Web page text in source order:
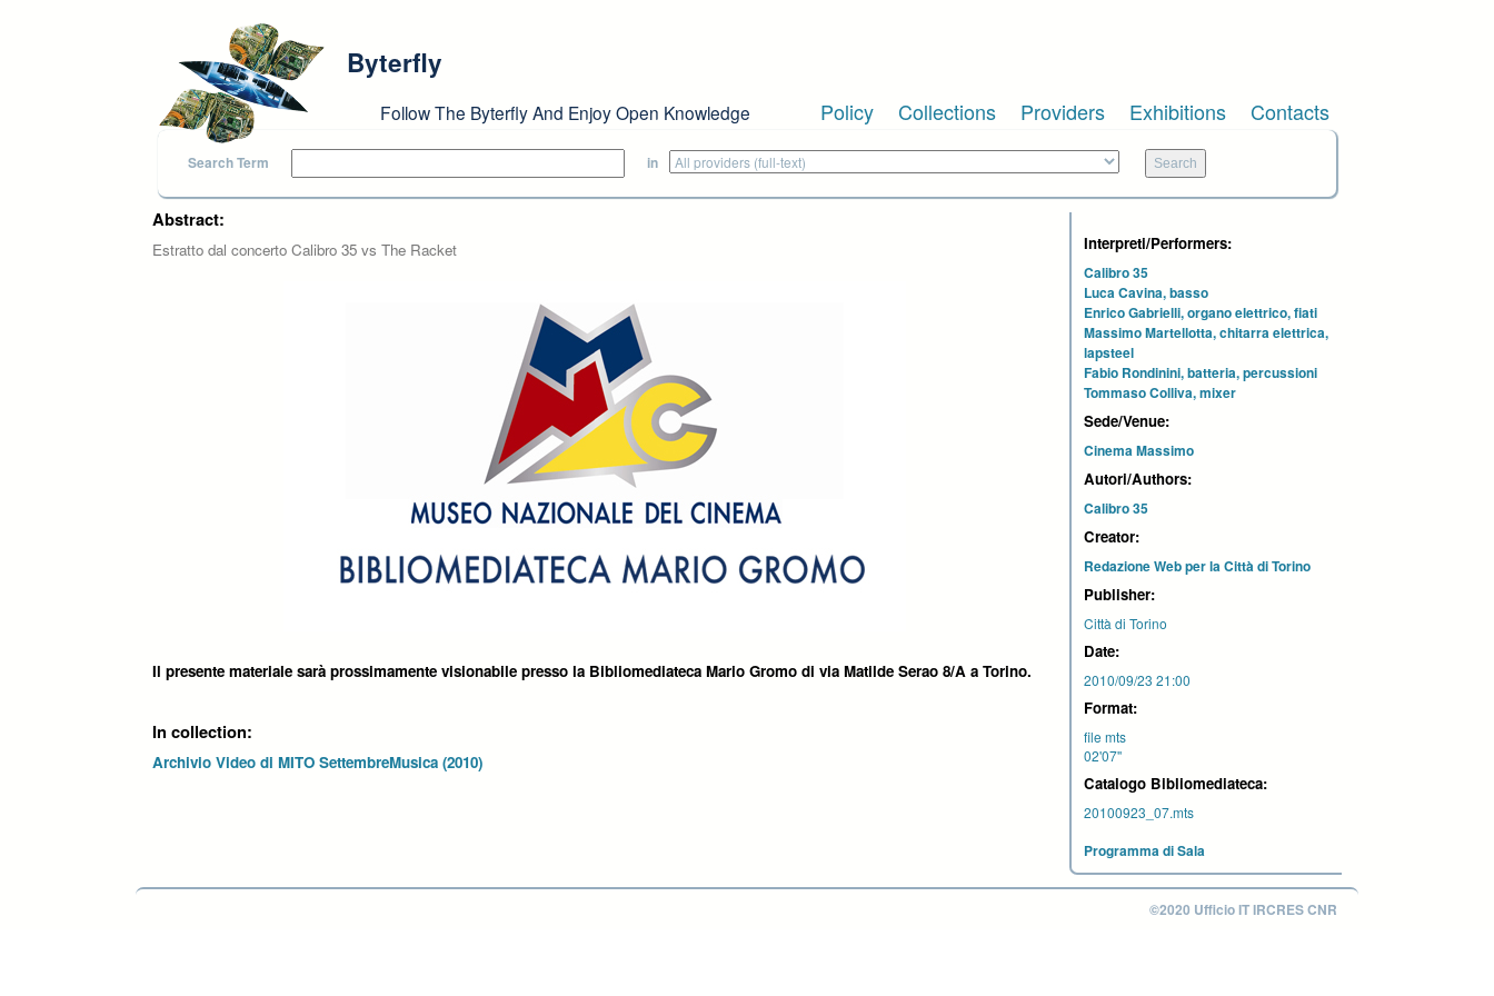
Byterfly
Follow The Byterfly And Enjoy Open Knowledge Policy Collections Providers Exhibitions Contacts
Search Term in
Abstract:
Estratto dal concerto Calibro 35 vs The Racket
Il presente materiale sarà prossimamente visionabile presso la Bibliomediateca Mario Gromo di via Matilde Serao 8/A a Torino.
In collection:
Archivio Video di MITO SettembreMusica (2010)
Interpreti/Performers:
Calibro 35
Luca Cavina, basso
Enrico Gabrielli, organo elettrico, fiati
Massimo Martellotta, chitarra elettrica,
lapsteel
Fabio Rondinini, batteria, percussioni
Tommaso Colliva, mixer
Sede/Venue:
Cinema Massimo
Autori/Authors:
Calibro 35
Creator:
Redazione Web per la Città di Torino
Publisher:
Città di Torino
Date:
2010/09/23 21:00
Format:
file mts
02'07''
Catalogo Bibliomediateca:
20100923_07.mts
Programma di Sala
©2020 Ufficio IT IRCRES CNR